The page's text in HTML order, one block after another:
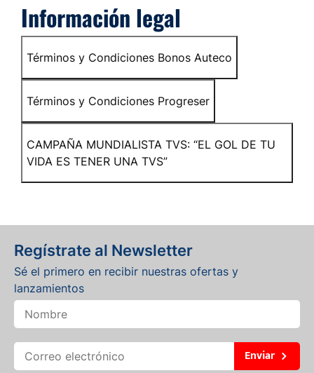
Información legal
Términos y Condiciones Bonos Auteco
Términos y Condiciones Progreser
CAMPAÑA MUNDIALISTA TVS: “EL GOL DE TU
VIDA ES TENER UNA TVS”
Regístrate al Newsletter
Sé el primero en recibir nuestras ofertas y
lanzamientos
Enviar